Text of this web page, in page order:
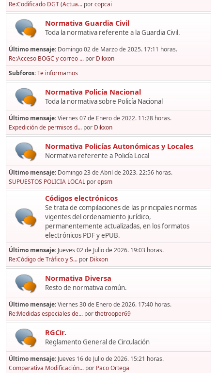
Re:Codificado DGT (Actua... porcopcai
Normativa Guardia Civil
Toda la normativa referente a la Guardia Civil.
Último mensaje: Domingo 02 de Marzo de 2025. 17:11 horas.
Re:Acceso BOGC y correo ... por Dikxon
Subforos Te informamos
Normativa Policía Nacional
Toda la normativa sobre Policía Nacional
Último mensaje:Viernes 07 de Enero de 2022. 11:28 horas.
Expedición de permisos d... por Dikxon
Normativa Policías Autonómicas y Locales
Normativa referente a Policía Local
Último mensaje: Domingo 23 de Abril de 2023. 22:56 horas.
SUPUESTOS POLICIA LOCAL porepsm
Códigos electrónicos
Se trata de compilaciones de las principales normas
vigentes del ordenamiento jurídico,
permanentemente actualizadas, en los formatos
electrónicos PDF y ePUB.
Último mensaje: Jueves 02 de Julio de 2026. 19:03 horas.
Re:Código de Tráfico y S... por Dikxon
Normativa Diversa
Resto de normativa común.
Último mensaje:Viernes 30 de Enero de 2026. 17:40 horas.
Re:Medidas especiales de... porthetrooper69
RGCir.
Reglamento General de Circulación
Último mensaje: Jueves 16 de Julio de 2026. 15:21 horas.
Comparativa Modificación... por Paco Ortega